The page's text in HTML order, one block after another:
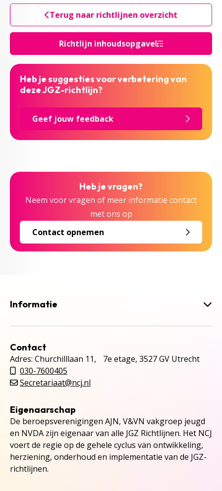
Richtlijn inhoudsopgave
Terug naar richtlijnen overzicht
Heb je suggesties voor verbetering van
deze JGZ-richtlijn?
Geef jouw feedback
Heb je vragen?
Neem voor vragen of meer informatie contact
met ons op
Contact opnemen
Informatie
Contact
Adres: Churchilllaan 11, 7e etage, 3527 GV Utrecht
030-7600405
Secretariaat@ncj.nl
Eigenaarschap
De beroepsverenigingen AJN, V&VN vakgroep jeugd
en NVDA zijn eigenaar van alle JGZ Richtlijnen. Het NCJ
voert de regie op de gehele cyclus van ontwikkeling,
herziening, onderhoud en implementatie van de JGZ-
richtlijnen.